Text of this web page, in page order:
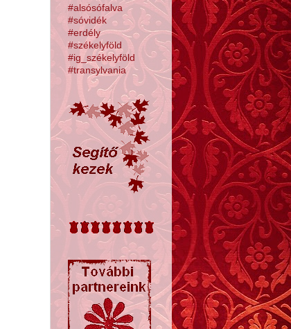
#alsósófalva
#sóvidék
#erdély
#székelyföld
#ig_székelyföld
#transylvania